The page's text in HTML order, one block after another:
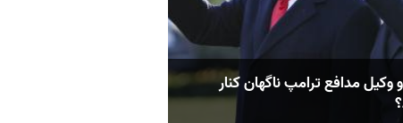
وکیل مدافع ترامپ ناگهان کنار